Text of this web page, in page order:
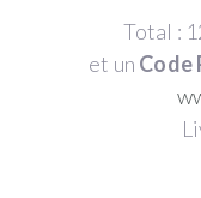
Total :
et un Code